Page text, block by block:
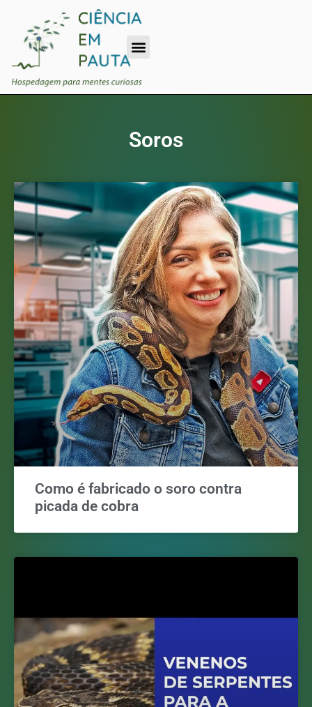
Soros
Como é fabricado o soro contra
picada de cobra